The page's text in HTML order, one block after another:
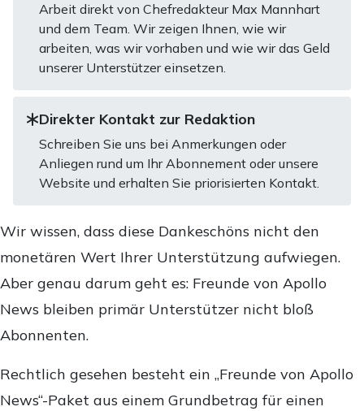
Arbeit direkt von Chefredakteur Max Mannhart
und dem Team. Wir zeigen Ihnen, wie wir
arbeiten, was wir vorhaben und wie wir das Geld
unserer Unterstützer einsetzen.
Direkter Kontakt zur Redaktion
Schreiben Sie uns bei Anmerkungen oder
Anliegen rund um Ihr Abonnement oder unsere
Website und erhalten Sie priorisierten Kontakt.
Wir wissen, dass diese Dankeschöns nicht den
monetären Wert Ihrer Unterstützung aufwiegen.
Aber genau darum geht es: Freunde von Apollo
News bleiben primär Unterstützer nicht bloß
Abonnenten.
Rechtlich gesehen besteht ein „Freunde von Apollo
News“-Paket aus einem Grundbetrag für einen